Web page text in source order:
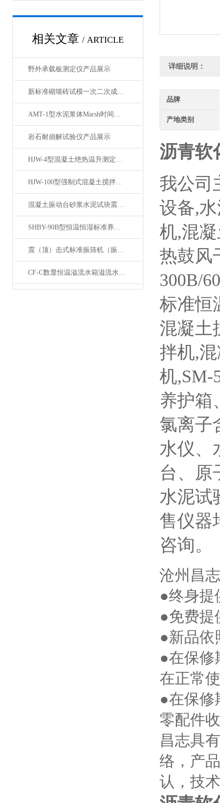
相关文章 / ARTICLE
野外承载板测定仪产品展示
新标准砌墙砖试模一次二次成型试样制备模具产品展示
AMT-1型水泥浆体Marsh时间自动测定仪产品展示
岩石耐崩解试验仪产品展示
HJW-4型混凝土绝热温升测定仪产品展示
HJW-100型强制式混凝土搅拌机产品展示
混凝土振动台砂浆水泥试块震动平台产品展示
SHBY-90B型恒温恒湿标准养护箱 产品展示
震（顶）击式标准振筛机（振摆仪）产品展示
CF-C数显恒温溢流水箱溢流水槽展示
详细说明：
品牌
产地类别
沥青软
我公司
设备,
机,混
热鼓风
300B/
标准恒
混凝土
拌机,
机,SM-
养护箱
氯离子
水仪、
台、原
水泥试
售仪器
咨询。
沧州昌
●终身提
●免费提
●新品依
●在保修
在正常
●在保修
零配件
昌志具
络，产
认，技